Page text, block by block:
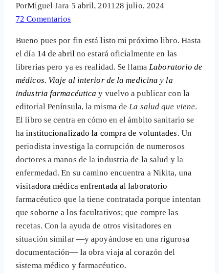
PorMiguel Jara 5 abril, 2011 28 julio, 2024
72 Comentarios
Bueno pues por fin está listo mi próximo libro. Hasta
el día 14 de abril no estará oficialmente en las
librerías pero ya es realidad. Se llama Laboratorio de
médicos. Viaje al interior de la medicina y la
industria farmacéutica y vuelvo a publicar con la
editorial Península, la misma de La salud que viene.
El libro se centra en cómo en el ámbito sanitario se
hainstitucionalizado la compra de voluntades. Un
periodista investiga la corrupción de numerosos
doctores a manos de la industria de la salud y la
enfermedad. En su camino encuentra a Nikita, una
visitadora médica enfrentada al laboratorio
farmacéutico que la tiene contratada porque intentan
que soborne a los facultativos; que compre las
recetas. Con la ayuda de otros visitadores en
situación similar —y apoyándose en una rigurosa
documentación— la obra viaja al corazón del
sistema médico y farmacéutico.